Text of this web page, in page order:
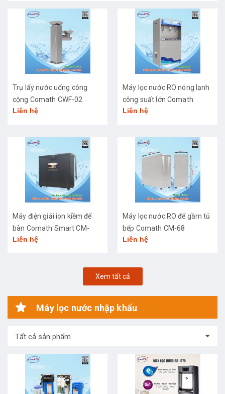
Trụ lấy nước uống công
cộng Comath CWF-02
Liên hệ
Máy lọc nước RO nóng lạnh
công suất lớn Comath
CM2681-50
Liên hệ
Máy điện giải ion kiềm để
bàn Comath Smart CM-
3668
Liên hệ
Máy lọc nước RO để gầm tủ
bếp Comath CM-68
Liên hệ
Xem tất cả
Máy lọc nước nhập khẩu
Tất cả sản phẩm